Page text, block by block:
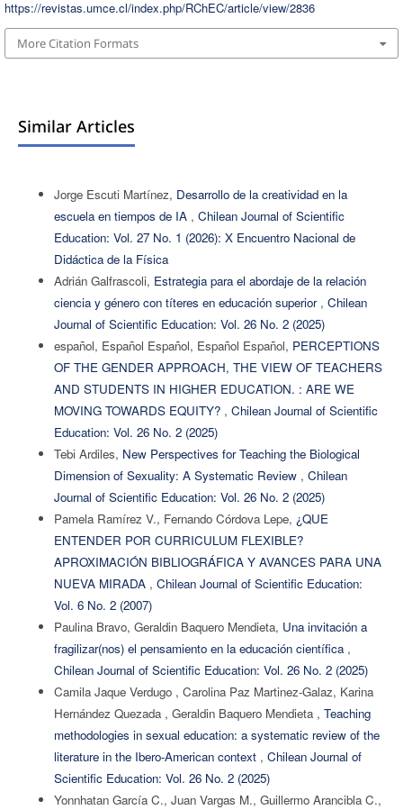
https://revistas.umce.cl/index.php/RChEC/article/view/2836
More Citation Formats
Similar Articles
Jorge Escuti Martínez, Desarrollo de la creatividad en la
escuela en tiempos de IA , Chilean Journal of Scientific
Education: Vol. 27 No. 1 (2026): X Encuentro Nacional de
Didáctica de la Física
Adrián Galfrascoli, Estrategia para el abordaje de la relación
ciencia y género con títeres en educación superior , Chilean
Journal of Scientific Education: Vol. 26 No. 2 (2025)
español, Español Español, Español Español, PERCEPTIONS
OF THE GENDER APPROACH, THE VIEW OF TEACHERS
AND STUDENTS IN HIGHER EDUCATION. : ARE WE
MOVING TOWARDS EQUITY? , Chilean Journal of Scientific
Education: Vol. 26 No. 2 (2025)
Tebi Ardiles, New Perspectives for Teaching the Biological
Dimension of Sexuality: A Systematic Review , Chilean
Journal of Scientific Education: Vol. 26 No. 2 (2025)
Pamela Ramírez V., Fernando Córdova Lepe, ¿QUE
ENTENDER POR CURRICULUM FLEXIBLE?
APROXIMACIÓN BIBLIOGRÁFICA Y AVANCES PARA UNA
NUEVA MIRADA , Chilean Journal of Scientific Education:
Vol. 6 No. 2 (2007)
Paulina Bravo, Geraldin Baquero Mendieta, Una invitación a
fragilizar(nos) el pensamiento en la educación científica ,
Chilean Journal of Scientific Education: Vol. 26 No. 2 (2025)
Camila Jaque Verdugo , Carolina Paz Martinez-Galaz, Karina
Hernández Quezada , Geraldin Baquero Mendieta , Teaching
methodologies in sexual education: a systematic review of the
literature in the Ibero-American context , Chilean Journal of
Scientific Education: Vol. 26 No. 2 (2025)
Yonnhatan García C., Juan Vargas M., Guillermo Arancibla C.,